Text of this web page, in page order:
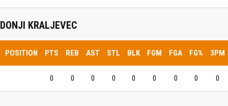
DONJI KRALJEVEC
POSITION PTS REB AST STL BLK FGM FGA FG% 3PM
0 0 0 0 0 0 0 0 0